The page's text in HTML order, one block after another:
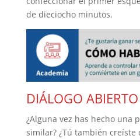
de dieciocho minutos.
DIÁLOGO ABIERTO
¿Alguna vez has hecho una
similar? ¿Tú también creíste